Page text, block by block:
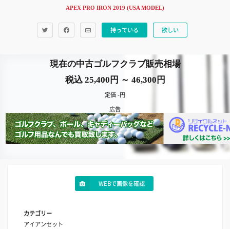
APEX PRO IRON 2019 (USA MODEL)
持っている 欲しい
現在の中古ゴルフクラブ販売相場
税込 25,400円 ～ 46,300円
定価 -円
広告
WEBで画像を確認
カテゴリー
アイアンセット